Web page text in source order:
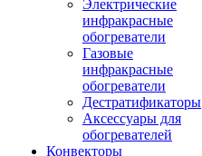
Электрические
инфракрасные
обогреватели
Газовые
инфракрасные
обогреватели
Дестратификаторы
Аксессуары для
обогревателей
Конвекторы